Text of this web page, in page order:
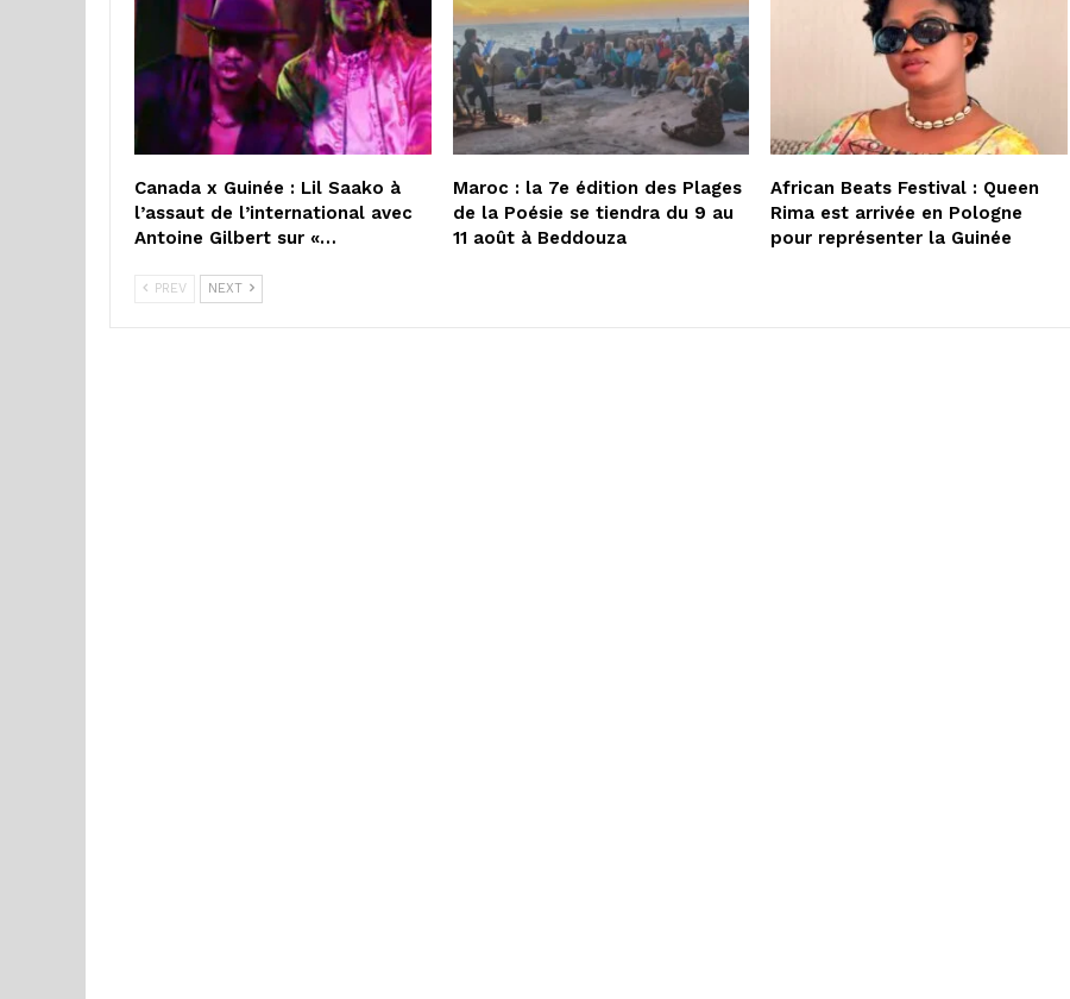
Canada x Guinée : Lil Saako à
l’assaut de l’international avec
Antoine Gilbert sur «…
Maroc : la 7e édition des Plages
de la Poésie se tiendra du 9 au
11 août à Beddouza
African Beats Festival : Queen
Rima est arrivée en Pologne
pour représenter la Guinée
PREV NEXT